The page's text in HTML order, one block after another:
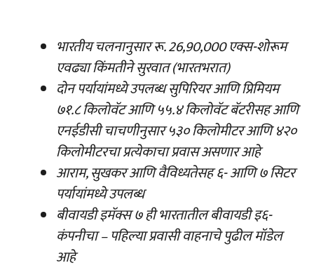
भारतीय चलनानुसार रू. 26,90,000 एक्स-शोरूम
एवढ्या किंमतीने सुरवात (भारतभरात)
दोन पर्यायांमध्ये उपलब्ध सुपिरियर आणि प्रिमियम
७१.८ किलोवॅट आणि ५५.४ किलोवॅट बॅटरीसह आणि
एनईडीसी चाचणीनुसार ५३० किलोमीटर आणि ४२०
किलोमीटरचा प्रत्येकाचा प्रवास असणार आहे
आराम, सुखकर आणि वैविध्यतेसह ६- आणि ७ सिटर
पर्यायांमध्ये उपलब्ध
बीवायडी इमॅक्स ७ ही भारतातील बीवायडी इ६-
कंपनीचा – पहिल्या प्रवासी वाहनाचे पुढील मॉडेल
आहे